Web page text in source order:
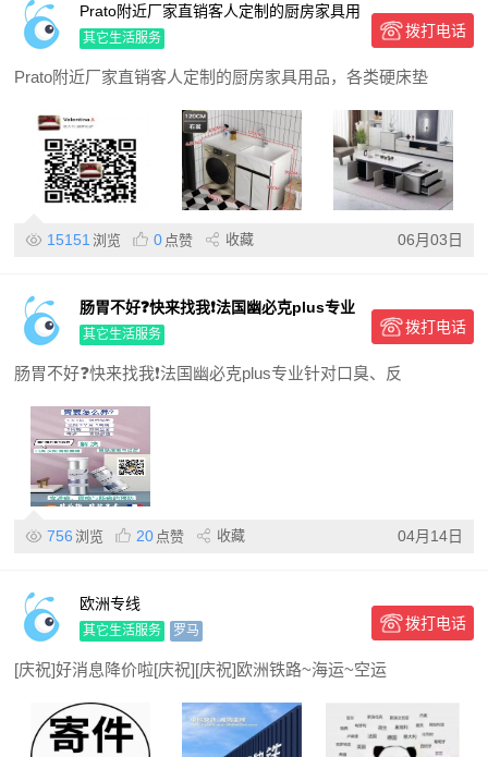
Prato附近厂家直销客人定制的厨房家具用
品
其它生活服务 拨打电话
Prato附近厂家直销客人定制的厨房家具用品，各类硬床垫
15151 浏览 0 点赞 收藏 06月03日
️肠胃不好❓快来找我❗️法国幽必克plus专业
针对口臭、反酸、消化不良、胃胀腹痛、
胃肠溃疡、胃炎、肠
其它生活服务 拨打电话
️肠胃不好❓快来找我❗️法国幽必克plus专业针对口臭、反
756 浏览 20 点赞 收藏 04月14日
欧洲专线
其它生活服务 罗马 拨打电话
[庆祝]好消息降价啦[庆祝][庆祝]​欧洲铁路~海运~空运